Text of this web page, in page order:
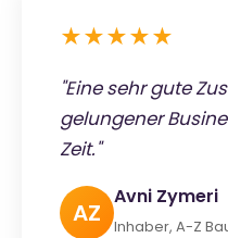
★★★★★
"Eine sehr gute
gelungener
Zeit."
AZ
Avni Zymeri
Inhaber, A-Z